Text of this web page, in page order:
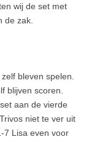
wij de set met
de zak.
bleven spelen.
blijven scoren.
aan de vierde
niet te ver uit
7 Lisa even voor